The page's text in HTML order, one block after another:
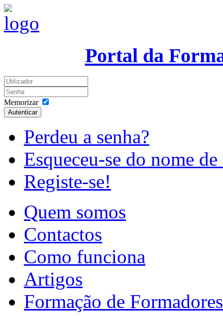
Portal da
Memorizar
Autenticar
Perdeu a senha?
Esqueceu-se do nome
Registe-se!
Quem somos
Contactos
Como funciona
Artigos
Formação de Formadores